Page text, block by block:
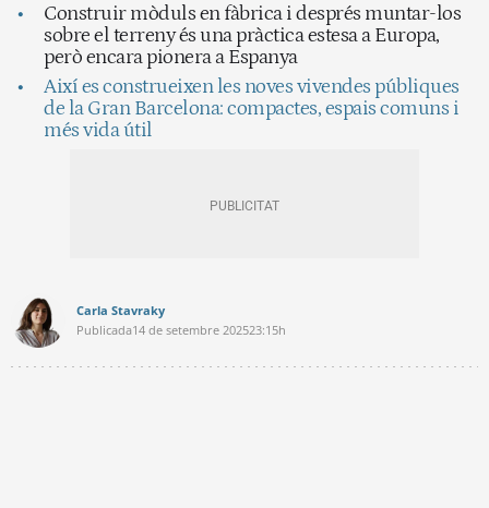
Construir mòduls en fàbrica i després muntar-los
sobre el terreny és una pràctica estesa a Europa,
però encara pionera a Espanya
Així es construeixen les noves vivendes públiques
de la Gran Barcelona: compactes, espais comuns i
més vida útil
Carla Stavraky
Publicada14 de setembre 202523:15h